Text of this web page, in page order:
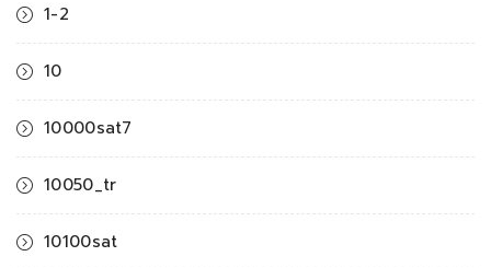
1-2
10
10000sat7
10050_tr
10100sat